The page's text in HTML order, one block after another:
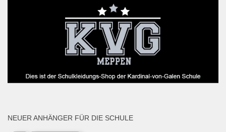
NEUER ANHÄNGER FÜR DIE SCHULE